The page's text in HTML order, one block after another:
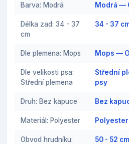
Barva: Modrá Modrá —
Délka zad: 34 - 37
cm
34 - 37
Dle plemena: Mops Mops —
Dle velikosti psa:
Střední plemena
Střední
psy
Druh: Bez kapuce Bez
Materiál: Polyester
Obvod hrudníku:
50 - 52